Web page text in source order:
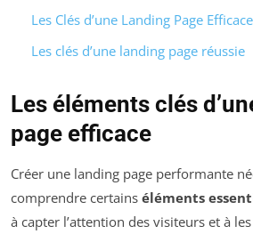
Les Clés d’une Landing Page Efficace
Les clés d’une landing page réussie
Les éléments clés
page efficace
Créer une landing page performante
comprendre certains éléments
à capter l’attention des visiteurs et à